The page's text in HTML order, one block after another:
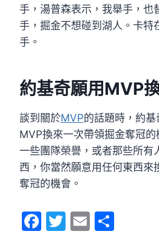
手，湯普森表示，我舉手，也
手，掘金不想碰到湖人。卡特
手。
約基奇願用MVP
談到關於MVP的話題時，約
MVP換來一次帶領掘金奪冠
一些團隊榮譽，或者那些所有
西，你當然願意用任何東西來
奪冠的機會。
F
T
E